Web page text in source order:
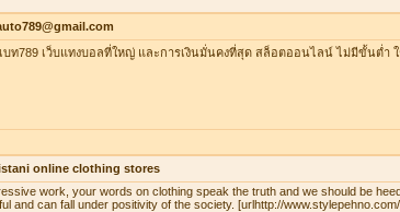
บท789 เว็บแทงบอลที่ใหญ่ และการเงินมั่นคงที่สุด สล็อตออนไลน์ ไม่มีขั้นต่ำ
online clothing stores
work, your words on clothing speak the truth and we should be
and can fall under positivity of the society. [urlhttp://